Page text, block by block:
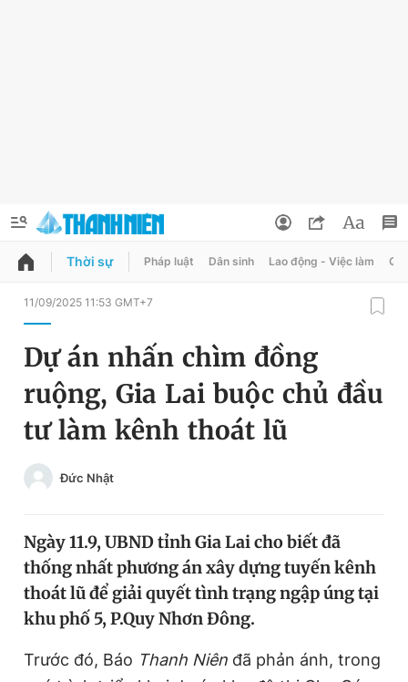
QUẢNG CÁO
Chuyên mục
Chuyên mục khác
Chào ngày mới
Video Magazine
Sản phẩm khác
Đổi mật khẩu
Tin đã lưu
Thời sự Pháp luật Dân sinh Lao động - Việc làm
11/09/2025 11:53 GMT+7
Dự án nhấn chìm đồng
ruộng, Gia Lai buộc chủ đầu
tư làm kênh thoát lũ
Đức Nhật
Ngày 11.9, UBND tỉnh Gia Lai cho biết đã
thống nhất phương án xây dựng tuyến kênh
thoát lũ để giải quyết tình trạng ngập úng tại
khu phố 5, P.Quy Nhơn Đông.
Trước đó, Báo Thanh Niên đã phản ánh, trong